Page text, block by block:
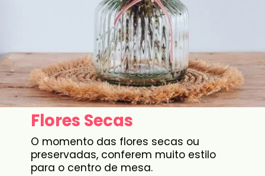
Flores Secas
O momento das flores secas ou
preservadas, conferem muito estilo
para o centro de mesa.